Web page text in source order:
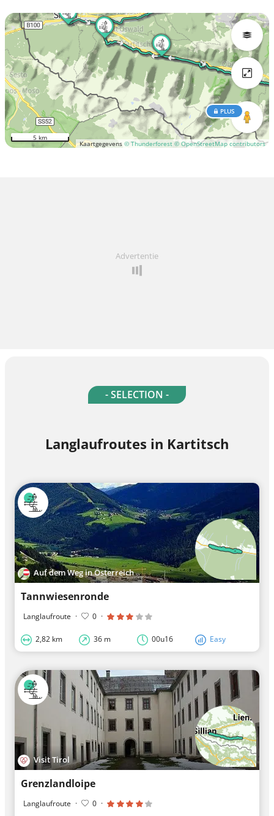
Kaartgegevens © Thunderforest © OpenStreetMap contributors
PLUS
5 km
Advertentie
- SELECTION -
Langlaufroutes in Kartitsch
Auf dem Weg in Österreich
Tannwiesenronde
Langlaufroute · 0 ·
2,82 km 36 m 00u16 Easy
Visit Tirol
Grenzlandloipe
Langlaufroute · 0 ·